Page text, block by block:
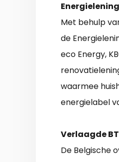
Met behulp
de
eco Energy,
waarmee
energielabel
Verlaagde
De Belgische